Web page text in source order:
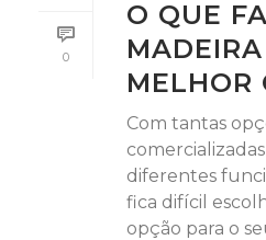
0
O QUE
MELHOR
Com tantas
diferentes
fica difícil
opção para o